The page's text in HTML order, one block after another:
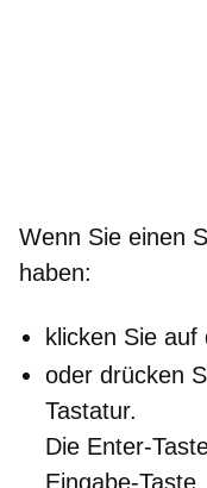
Wenn Sie einen
haben:
klicken Sie auf
oder drücken
Tastatur.
Die Enter-
Eingabe-Taste.